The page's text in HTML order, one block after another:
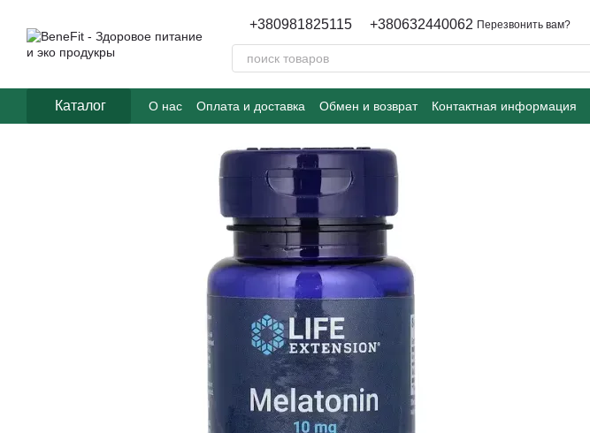
+380981825115 +380632440062 Перезвонить вам?
Каталог О нас Оплата и доставка Обмен и возврат Контактная информация